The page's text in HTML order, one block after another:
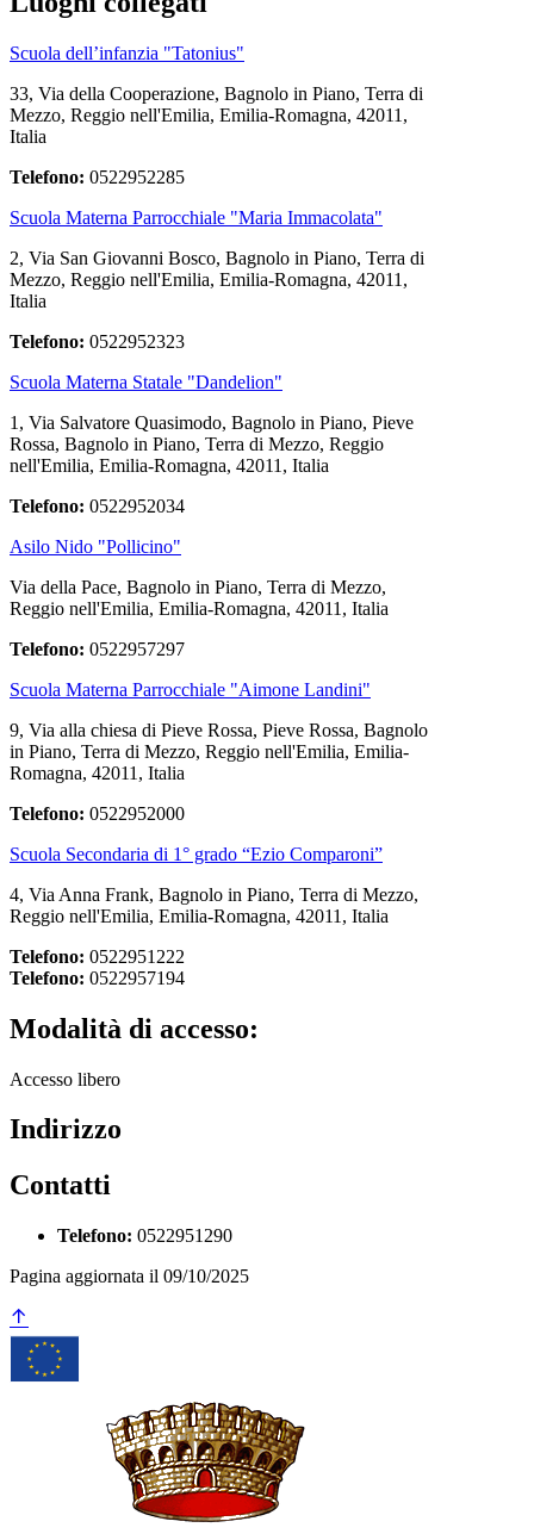
Scuola dell’infanzia "Tatonius"
33, Via della Cooperazione, Bagnolo in Piano, Terra di
Mezzo, Reggio nell'Emilia, Emilia-Romagna, 42011,
Italia
Telefono: 0522952285
Scuola Materna Parrocchiale "Maria Immacolata"
2, Via San Giovanni Bosco, Bagnolo in Piano, Terra di
Mezzo, Reggio nell'Emilia, Emilia-Romagna, 42011,
Italia
Telefono: 0522952323
Scuola Materna Statale "Dandelion"
1, Via Salvatore Quasimodo, Bagnolo in Piano, Pieve
Rossa, Bagnolo in Piano, Terra di Mezzo, Reggio
nell'Emilia, Emilia-Romagna, 42011, Italia
Telefono: 0522952034
Asilo Nido "Pollicino"
Via della Pace, Bagnolo in Piano, Terra di Mezzo,
Reggio nell'Emilia, Emilia-Romagna, 42011, Italia
Telefono: 0522957297
Scuola Materna Parrocchiale "Aimone Landini"
9, Via alla chiesa di Pieve Rossa, Pieve Rossa, Bagnolo
in Piano, Terra di Mezzo, Reggio nell'Emilia, Emilia-
Romagna, 42011, Italia
Telefono: 0522952000
Scuola Secondaria di 1° grado “Ezio Comparoni”
4, Via Anna Frank, Bagnolo in Piano, Terra di Mezzo,
Reggio nell'Emilia, Emilia-Romagna, 42011, Italia
Telefono: 0522951222
Telefono: 0522957194
Modalità di accesso:
Accesso libero
Indirizzo
Contatti
Telefono: 0522951290
Pagina aggiornata il 09/10/2025